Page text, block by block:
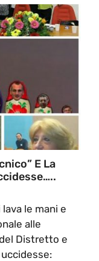
E La
le mani e
alle
Distretto e